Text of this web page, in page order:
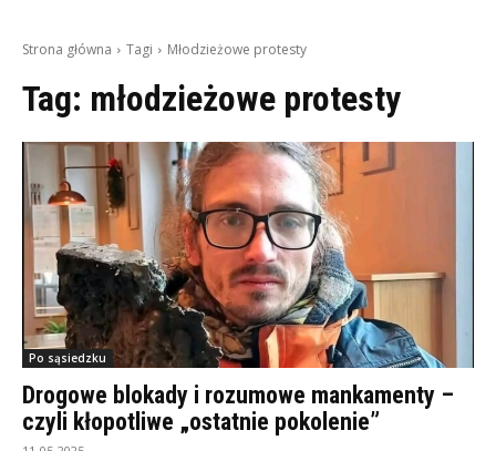
Strona główna Tagi Młodzieżowe protesty
Tag: młodzieżowe protesty
Po sąsiedzku
Drogowe blokady i rozumowe mankamenty –
czyli kłopotliwe „ostatnie pokolenie”